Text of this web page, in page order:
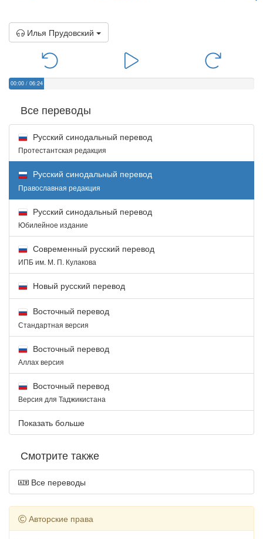
Илья Прудовский
00:00 / 06:24
Все переводы
Русский синодальный перевод
Протестантская редакция
Русский синодальный перевод
Православная редакция
Русский синодальный перевод
Юбилейное издание
Современный русский перевод
ИПБ им. М. П. Кулакова
Новый русский перевод
Восточный перевод
Стандартная версия
Восточный перевод
Аллах версия
Восточный перевод
Версия для Таджикистана
Показать больше
Смотрите также
Все переводы
Авторские права